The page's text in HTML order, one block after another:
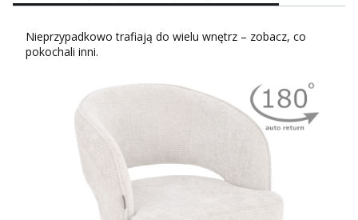
Nieprzypadkowo trafiają do wielu wnętrz – zobacz, co
pokochali inni.